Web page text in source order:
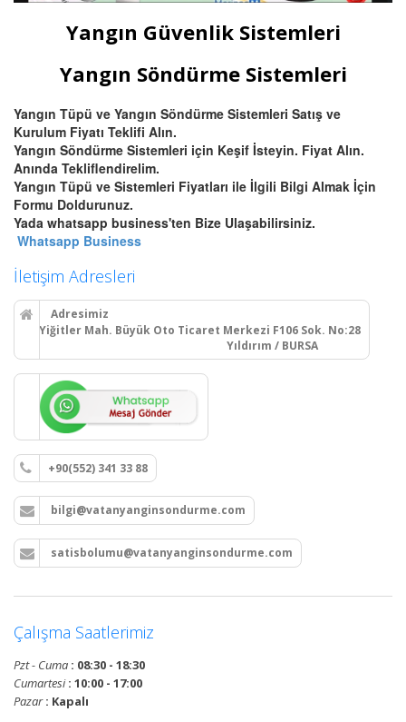
Yangın Güvenlik Sistemleri
Yangın Söndürme Sistemleri
Yangın Tüpü ve Yangın Söndürme Sistemleri Satış ve
Kurulum Fiyatı Teklifi Alın.
Yangın Söndürme Sistemleri için Keşif İsteyin. Fiyat Alın.
Anında Tekliflendirelim.
Yangın Tüpü ve Sistemleri Fiyatları ile İlgili Bilgi Almak İçin
Formu Doldurunuz.
Yada whatsapp business'ten Bize Ulaşabilirsiniz.
Whatsapp Business
İletişim Adresleri
Adresimiz
Yiğitler Mah. Büyük Oto Ticaret Merkezi F106 Sok. No:28
Yıldırım / BURSA
+90(552) 341 33 88
bilgi@vatanyanginsondurme.com
satisbolumu@vatanyanginsondurme.com
Çalışma Saatlerimiz
Pzt - Cuma : 08:30 - 18:30
Cumartesi: 10:00 - 17:00
Pazar: Kapalı